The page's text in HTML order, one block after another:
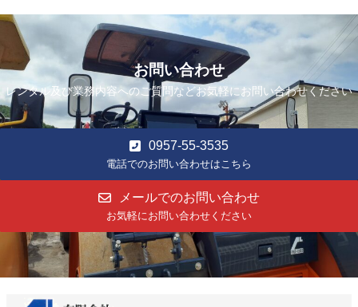
お問い合わせ
レンタル及び業務内容へのご質問などお気軽にお問い合わせください
0957-55-3535
電話でのお問い合わせはこちら
メールでのお問い合わせ
お気軽にお問い合わせください